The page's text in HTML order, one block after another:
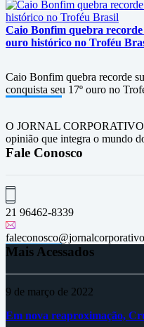
Caio Bonfim quebra recorde
ouro histórico no Troféu
Caio Bonfim quebra recorde
conquista seu 17º ouro no
O JORNAL CORPORATIVO
opinião que integra o mundo
Fale Conosco
21 96462-8339
Mais Acessados
9 de março de 2022
Em nova reaproximação,